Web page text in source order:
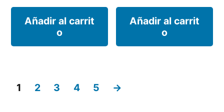
Añadir al carrit
o
original
era:
Añadir al carrit
o
1 2 3 4 5 →